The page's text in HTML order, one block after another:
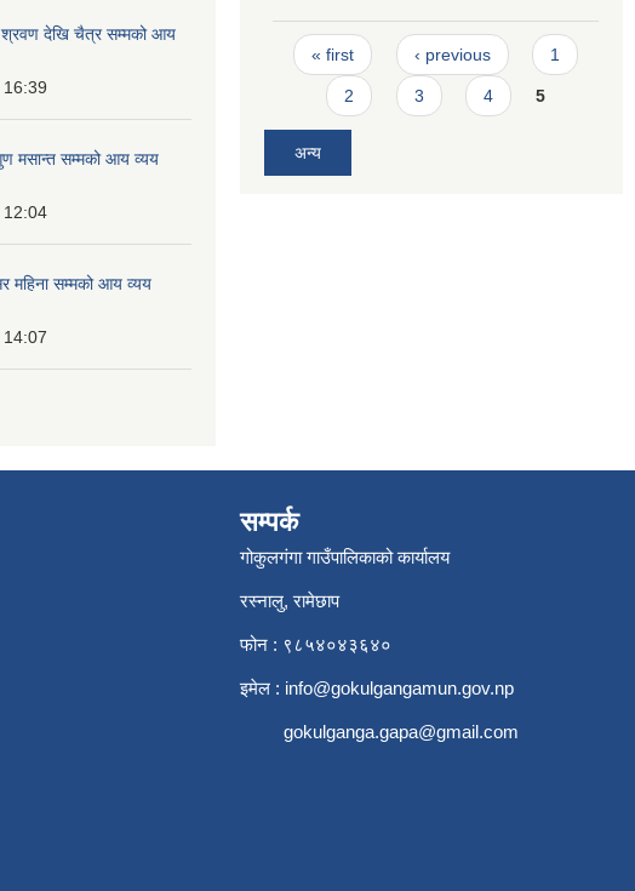
देखि चैत्र सम्मको आय
मसान्त सम्मको आय व्यय
महिना सम्मको आय व्यय
Pages
« first ‹ previous 1
2 3 4 5
अन्य
सम्पर्क
गोकुलगंगा गाउँपालिकाको कार्यालय
रस्नालु, रामेछाप
फोन : ९८५४०४३६४०
इमेल : info@gokulgangamun.gov.np
gokulganga.gapa@gmail.com